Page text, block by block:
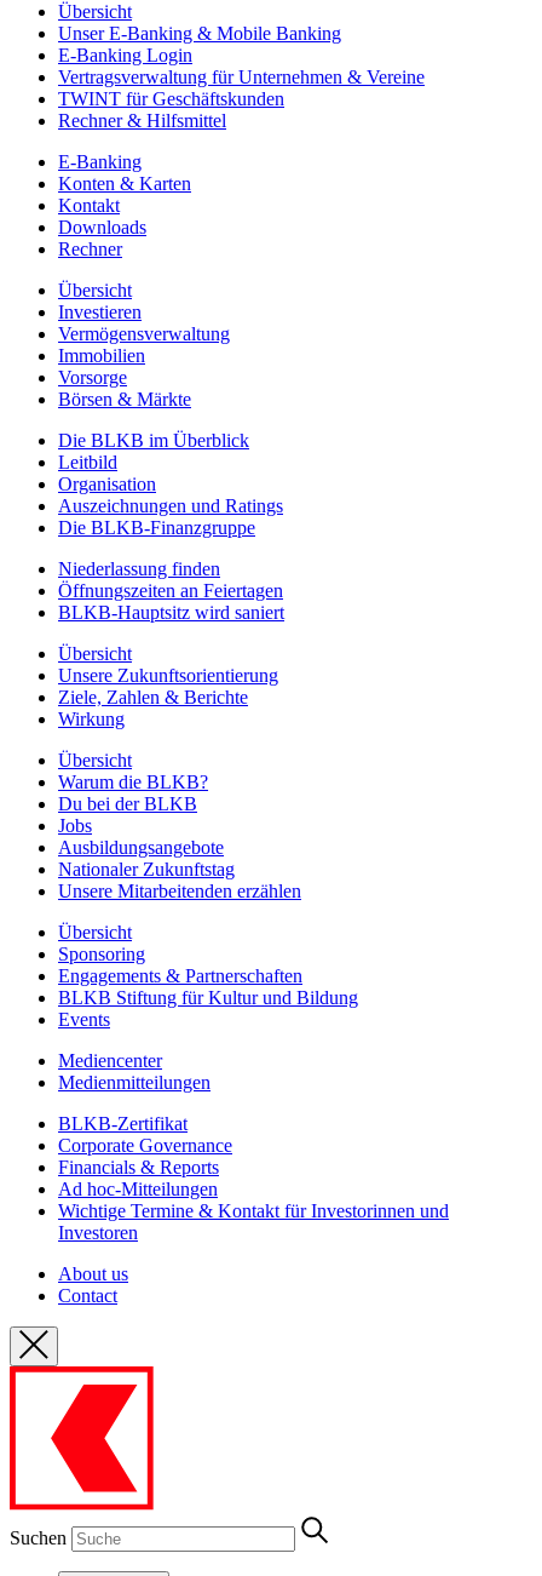
Übersicht
Unser E-Banking & Mobile Banking
E-Banking Login
Vertragsverwaltung für Unternehmen & Vereine
TWINT für Geschäftskunden
Rechner & Hilfsmittel
E-Banking
Konten & Karten
Kontakt
Downloads
Rechner
Übersicht
Investieren
Vermögensverwaltung
Immobilien
Vorsorge
Börsen & Märkte
Die BLKB im Überblick
Leitbild
Organisation
Auszeichnungen und Ratings
Die BLKB-Finanzgruppe
Niederlassung finden
Öffnungszeiten an Feiertagen
BLKB-Hauptsitz wird saniert
Übersicht
Unsere Zukunftsorientierung
Ziele, Zahlen & Berichte
Wirkung
Übersicht
Warum die BLKB?
Du bei der BLKB
Jobs
Ausbildungsangebote
Nationaler Zukunftstag
Unsere Mitarbeitenden erzählen
Übersicht
Sponsoring
Engagements & Partnerschaften
BLKB Stiftung für Kultur und Bildung
Events
Mediencenter
Medienmitteilungen
BLKB-Zertifikat
Corporate Governance
Financials & Reports
Ad hoc-Mitteilungen
Wichtige Termine & Kontakt für Investorinnen und
Investoren
About us
Contact
Suchen